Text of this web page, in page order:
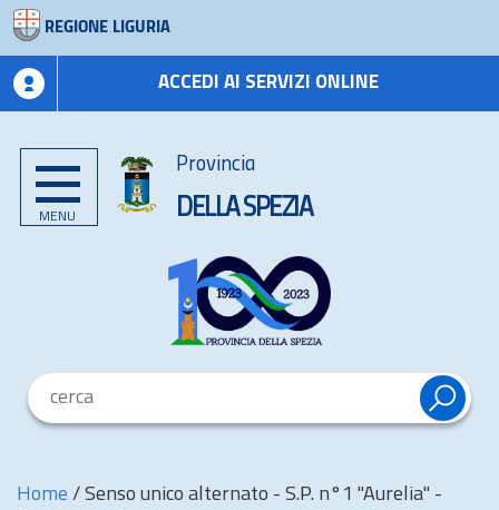
REGIONE LIGURIA
ACCEDI AI SERVIZI ONLINE
MENU
Provincia
DELLA SPEZIA
Home / Senso unico alternato - S.P. n°1 "Aurelia" -